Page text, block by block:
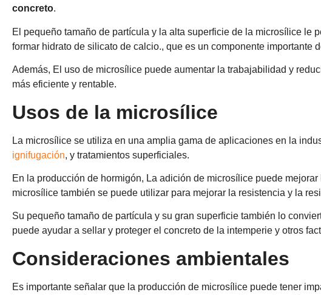
concreto.
El pequeño tamaño de partícula y la alta superficie de la microsílice le
formar hidrato de silicato de calcio., que es un componente importante
Además, El uso de microsílice puede aumentar la trabajabilidad y
más eficiente y rentable.
Usos de la microsílice
La microsílice se utiliza en una amplia gama de aplicaciones en la
ignifugación, y tratamientos superficiales.
En la producción de hormigón, La adición de microsílice puede
microsílice también se puede utilizar para mejorar la resistencia y la
Su pequeño tamaño de partícula y su gran superficie también lo
puede ayudar a sellar y proteger el concreto de la intemperie y otros
Consideraciones ambientales
Es importante señalar que la producción de microsílice puede tener